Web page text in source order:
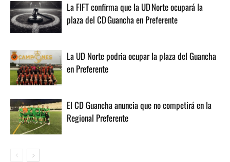
La FIFT confirma que la UD Norte ocupará la
plaza del CD Guancha en Preferente
La UD Norte podria ocupar la plaza del Guancha
en Preferente
El CD Guancha anuncia que no competirá en la
Regional Preferente